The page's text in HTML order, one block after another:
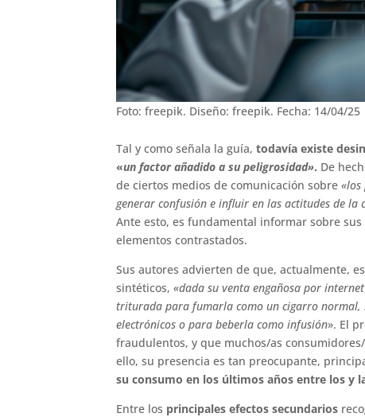
Foto: freepik. Diseño: freepik. Fecha: 14/04/25
Tal y como señala la guía,todavía existe
«un factor añadido a su peligrosidad». De
de ciertos medios de comunicación sobre«los
generar confusión e influir en las actitudes de la
Ante esto, es fundamental informar sobre
elementos contrastados.
Sus autores advierten de que, actualmente,
sintéticos,«dada su venta engañosa por
triturada para fumarla como un cigarro
electrónicos o para beberla como infusión». El
fraudulentos, y que muchos/as
ello, su presencia es tan preocupante,
su consumo en los últimos años entre los y
Entre los principales efectos secundarios